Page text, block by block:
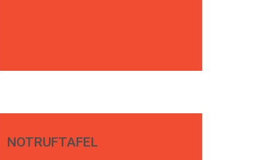
NOTRUFTAFEL